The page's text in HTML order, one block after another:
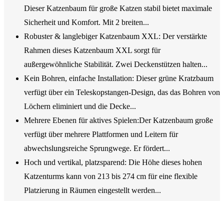
Dieser Katzenbaum für große Katzen stabil bietet maximale
Sicherheit und Komfort. Mit 2 breiten...
Robuster & langlebiger Katzenbaum XXL: Der verstärkte
Rahmen dieses Katzenbaum XXL sorgt für
außergewöhnliche Stabilität. Zwei Deckenstützen halten...
Kein Bohren, einfache Installation: Dieser grüne Kratzbaum
verfügt über ein Teleskopstangen-Design, das das Bohren von
Löchern eliminiert und die Decke...
Mehrere Ebenen für aktives Spielen:Der Katzenbaum große
verfügt über mehrere Plattformen und Leitern für
abwechslungsreiche Sprungwege. Er fördert...
Hoch und vertikal, platzsparend: Die Höhe dieses hohen
Katzenturms kann von 213 bis 274 cm für eine flexible
Platzierung in Räumen eingestellt werden...